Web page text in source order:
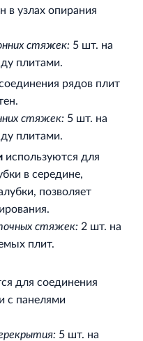
в центре города
в узлах опирания
стяжек: 5 шт. на
плитами.
рядов плит
стяжек: 5 шт. на
плитами.
используются для
в середине,
позволяет
стяжек: 2 шт. на
плит.
для соединения
с панелями
5 шт. на